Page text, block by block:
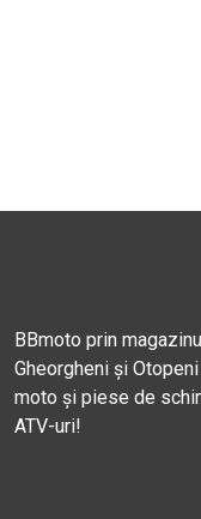
BBmoto prin
Gheorgheni și
moto și piese de
ATV-uri!